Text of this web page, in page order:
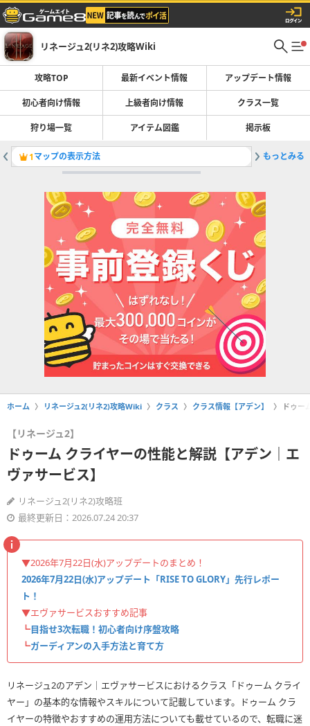
リネージュ2(リネ2)攻略Wiki
攻略TOP 最新イベント情報 アップデート情報
初心者向け情報 上級者向け情報 クラス一覧
狩り場一覧 アイテム図鑑 掲示板
1マップの表示方法 2マップ
もっとみる
ホーム リネージュ2(リネ2)攻略Wiki クラス クラス情報【アデン】 ドゥー
【リネージュ2】
ドゥーム クライヤーの性能と解説【アデン｜エ
ヴァサービス】
リネージュ2(リネ2)攻略班
最終更新日：2026.07.24 20:37
▼2026年7月22日(水)アップデートのまとめ！
2026年7月22日(水)アップデート「RISE TO GLORY」先行レポー
ト！
▼エヴァサービスおすすめ記事
┗目指せ3次転職！初心者向け序盤攻略
┗ガーディアンの入手方法と育て方
リネージュ2のアデン｜エヴァサービスにおけるクラス「ドゥーム クライ
ヤー」の基本的な情報やスキルについて記載しています。ドゥーム クラ
イヤーの特徴やおすすめの運用方法についても載せているので、転職に迷